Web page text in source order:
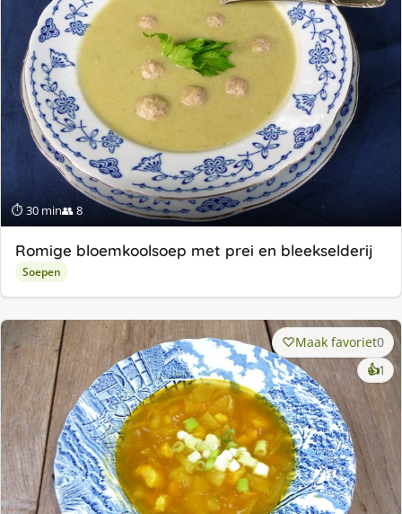
⏱ 30 min👥 8
Romige bloemkoolsoep met prei en bleekselderij
Soepen
Maak favoriet0
👍1